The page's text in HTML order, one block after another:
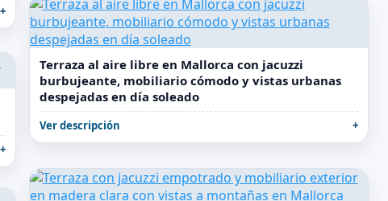
Terraza al aire libre en Mallorca con jacuzzi
burbujeante, mobiliario cómodo y vistas urbanas
despejadas en día soleado
Ver descripción